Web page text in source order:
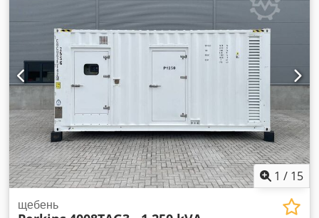
приготовления теста (для сухариков, блинов и т.д.)
Различные запасные части доступны от производителя.
Dcsdpfx Aoifz Ibjmyok
1 / 15
щебень